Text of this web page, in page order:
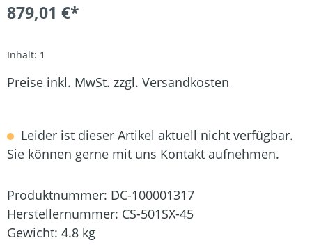
879,01 €*
Inhalt: 1
Preise inkl. MwSt. zzgl. Versandkosten
Leider ist dieser Artikel aktuell nicht verfügbar.
Sie können gerne mit uns Kontakt aufnehmen.
Produktnummer: DC-100001317
Herstellernummer: CS-501SX-45
Gewicht: 4.8 kg